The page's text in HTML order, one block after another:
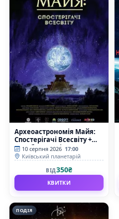
Археоастрономія Майя:
Спостерігачі Всесвіту +
Скарби Всесвіту
(Київський планетарій)
10 серпня 2026 17:00
Київський планетарій
ВІД350₴
КВИТКИ
ПОДІЯ